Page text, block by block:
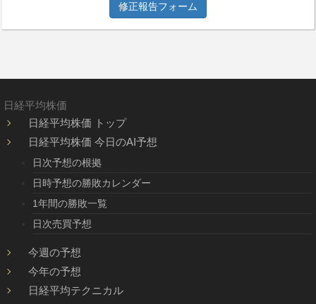
修正報告フォーム
日経平均株価
日経平均株価 トップ
日経平均株価 今日のAI予想
日次予想の根拠
日時予想の勝敗カレンダー
1年間の勝敗一覧
日次売買予想
今週の予想
今年の予想
日経平均テクニカル